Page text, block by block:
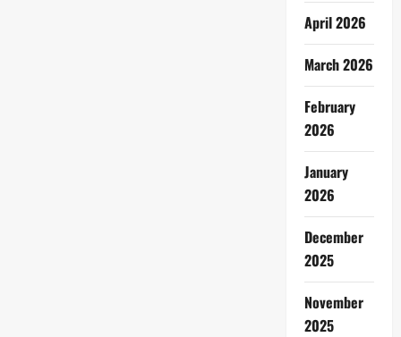
April 2026
March 2026
February
2026
January
2026
December
2025
November
2025